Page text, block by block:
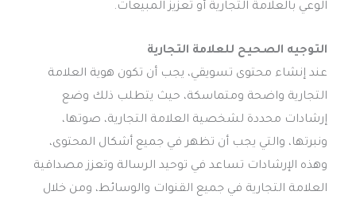
الوعي بالعلامة التجارية أو تعزيز المبيعات.
التوجيه الصحيح للعلامة التجارية
عند إنشاء محتوى تسويقي، يجب أن تكون هوية العلامة
التجارية واضحة ومتماسكة، حيث يتطلب ذلك وضع
إرشادات محددة لشخصية العلامة التجارية، صوتها،
ونبرتها، والتي يجب أن تظهر في جميع أشكال المحتوى،
وهذه الإرشادات تساعد في توحيد الرسالة وتعزز مصداقية
العلامة التجارية في جميع القنوات والوسائط، ومن خلال